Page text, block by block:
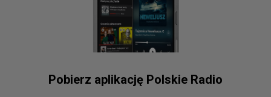
Pobierz aplikację Polskie Radio